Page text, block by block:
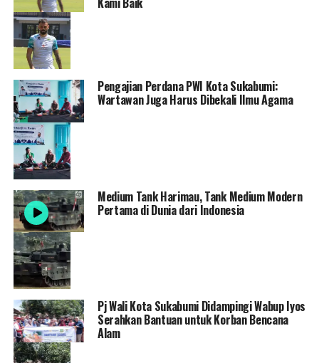
Pengajian Perdana PWI Kota Sukabumi:
Wartawan Juga Harus Dibekali Ilmu Agama
Medium Tank Harimau, Tank Medium Modern
Pertama di Dunia dari Indonesia
Pj Wali Kota Sukabumi Didampingi Wabup Iyos
Serahkan Bantuan untuk Korban Bencana
Alam